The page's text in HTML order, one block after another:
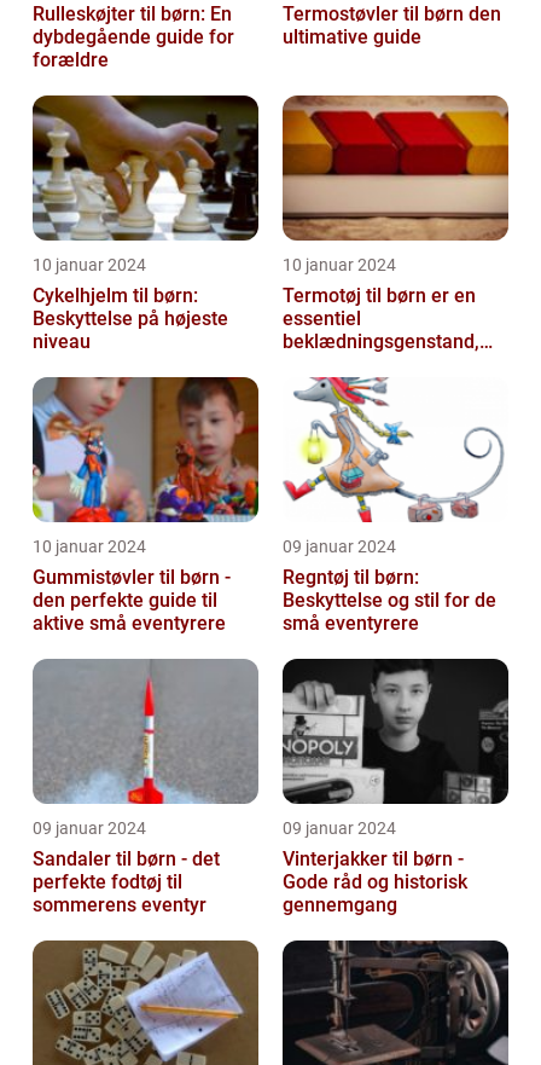
Rulleskøjter til børn: En
dybdegående guide for
forældre
Termostøvler til børn den
ultimative guide
10 januar 2024
Cykelhjelm til børn:
Beskyttelse på højeste
niveau
10 januar 2024
Termotøj til børn er en
essentiel
beklædningsgenstand,
de små varme og besk...
10 januar 2024
Gummistøvler til børn -
den perfekte guide til
aktive små eventyrere
09 januar 2024
Regntøj til børn:
Beskyttelse og stil for de
små eventyrere
09 januar 2024
Sandaler til børn - det
perfekte fodtøj til
sommerens eventyr
09 januar 2024
Vinterjakker til børn -
Gode råd og historisk
gennemgang